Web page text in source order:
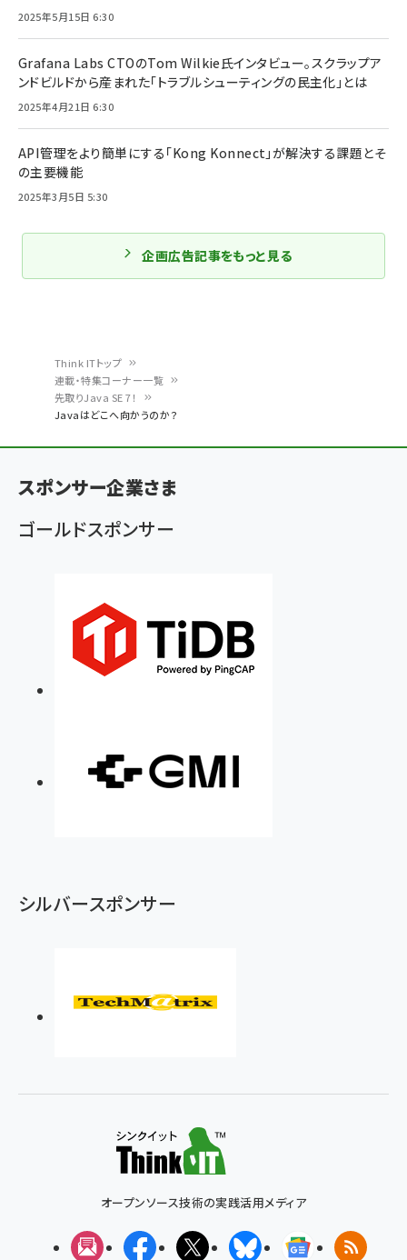
く
ず
Think ITトップ
連載・特集コーナー一覧
先取りJava SE 7！
Javaはどこへ向かうのか？
2025年5月15日 6:30
Grafana Labs CTOのTom Wilkie氏インタビュー。スクラップア
ンドビルドから産まれた「トラブルシューティングの民主化」とは
2025年4月21日 6:30
API管理をより簡単にする「Kong Konnect」が解決する課題とそ
の主要機能
2025年3月5日 5:30
企画広告記事をもっと見る
スポンサー企業さま
ゴールドスポンサー
シルバースポンサー
オープンソース技術の実践活用メディア
メルマガFacebookX(エックス)BlueskyGoogleニュ
RSS